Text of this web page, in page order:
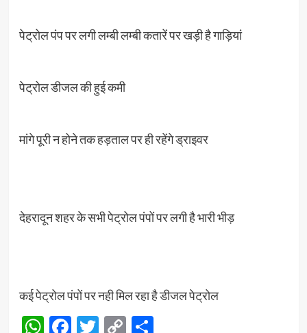
पेट्रोल पंप पर लगी लम्बी लम्बी कतारें पर खड़ी है गाड़ियां
पेट्रोल डीजल की हुई कमी
मांगे पूरी न होने तक हड़ताल पर ही रहेंगे ड्राइवर
देहरादून शहर के सभी पेट्रोल पंपों पर लगी है भारी भीड़
कई पेट्रोल पंपों पर नही मिल रहा है डीजल पेट्रोल
WhatsApp
Facebook
Twitter
CopyShare